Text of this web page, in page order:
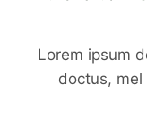
Lorem ipsum
doctus, mel